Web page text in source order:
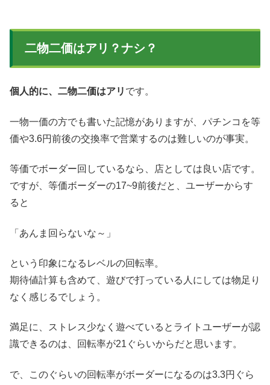
二物二価はアリ？ナシ？
個人的に、二物二価はアリ です。
一物一価の方でも書いた記憶がありますが、パチンコを等
価や3.6円前後の交換率で営業するのは難しいのが事実。
等価でボーダー回しているなら、店としては良い店です。
ですが、等価ボーダーの17~9前後だと、ユーザーからす
ると
「あんま回らないな～」
という印象になるレベルの回転率。
期待値計算も含めて、遊びで打っている人にしては物足り
なく感じるでしょう。
満足に、ストレス少なく遊べているとライトユーザーが認
識できるのは、回転率が21ぐらいからだと思います。
で、このぐらいの回転率がボーダーになるのは3.3円ぐら